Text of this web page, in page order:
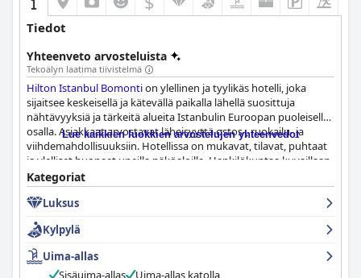
Tiedot
Yhteenveto arvosteluista
Tekoälyn laatima tiivistelmä
Hilton Istanbul Bomontion ylellinen ja tyylikäs hotelli, joka
sijaitsee keskeisellä ja kätevällä paikalla lähellä suosittuja
nähtävyyksiä ja tärkeitä alueita Istanbulin Euroopan puoleisella
osalla. Asiakkaat arvostavat läheisyyttä ostos-, ruokailu- ja
viihdemahdollisuuksiin. Hotellissa on mukavat, tilavat, puhtaat
ja ylelliset huoneet upeilla näköaloilla. Henkilökuntaa kuvaillaan
ystävälliseksi ja ammattitaitoiseksi, ja hotellin sijainti on
turvallisella alueella. Hotellilla on vaikuttava maine asiakkaiden
keskuudessa korkean siisteystasonsa ansiosta. Kylpylä on
ehdoton vierailukohde niille, jotka etsivät täydellistä
rentoutumista
sai poikkeuksellisia arvosteluja siellä yöpyneiltä asiakkailta, ja
erityisesti vaikuttavaa oli vaikuttava aula, huippuluokan tilat ja
Lue kaikkien luokkien arvostelujen yhteenvedot
Kategoriat
Luksus
Kylpylä
Uima-allas
Sisäuima-allas
Uima-allas katolla